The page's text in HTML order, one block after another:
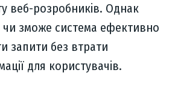
веб-розробників. Однак
чи зможе система ефективно
запити без втрати
для користувачів.